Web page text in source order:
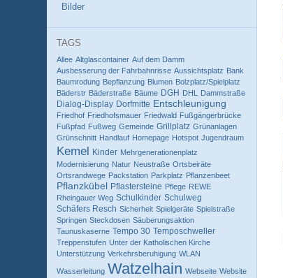
Bilder
TAGS
Allee Altglascontainer Auf dem Damm
Ausbesserung der Fahrbahnrisse Aussichtsplatz Bank
Baumrodung Bepflanzung Blumen Bolzplatz/Spielplatz
Bäderstr Bäderstraße Bäume DGH DHL Dammstraße
Dialog-Display Dorfmitte Entschleunigung
Friedhof Friedhofsmauer Friedwald Fußgängerbrücke
Fußpfad Fußweg Gemeinde Grillplatz Grünanlagen
Grünschnitt Handlauf Homepage Hotspot Jugendraum
Kemel Kinder Mehrgenerationenplatz
Modernisierung Natur Neustraße Ortsbeiräte
Ortsrandwege Packstation Parkplatz Pflanzenbeet
Pflanzkübel Pflastersteine Pflege REWE
Rheingauer Weg Schulkinder Schulweg
Schäfers Resch Sicherheit Spielgeräte Spielstraße
Springen Steckdosen Säuberungsaktion
Taunuskaserne Tempo 30 Temposchweller
Treppenstufen Unter der Katholischen Kirche
Unterstützung Verkehrsberuhigung WLAN
Wasserleitung Watzelhain Webseite Website